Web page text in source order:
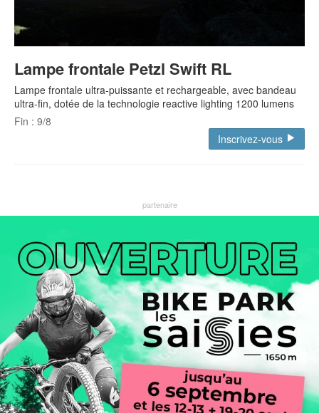
Lampe frontale Petzl Swift RL
Lampe frontale ultra-puissante et rechargeable, avec bandeau
ultra-fin, dotée de la technologie reactive lighting 1200 lumens
Fin : 9/8
Inscrivez-vous